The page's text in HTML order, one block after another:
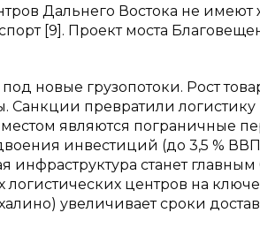
Дальнего Востока не
[9]. Проект моста
новые грузопотоки. Рост
Санкции превратили логистику
являются пограничные
инвестиций (до 3,5 %
инфраструктура станет
логистических центров на
увеличивает сроки